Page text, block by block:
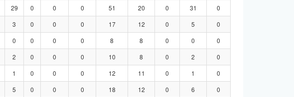
29 0 0 0 51 20 0 31
0
3 0 0 0 17 12 0 5
0
0 0 0 0 8 8 0 0
0
2 0 0 0 10 8 0 2
0
1 0 0 0 12 11 0 1
0
5 0 0 0 18 12 0 6
0